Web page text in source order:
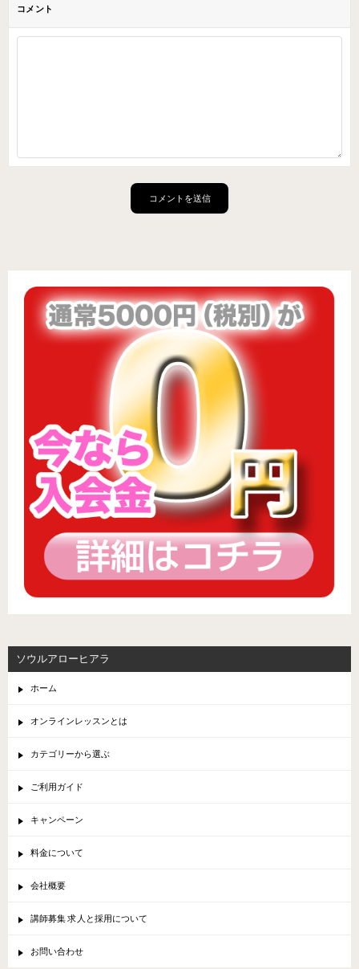
コメント
ソウルアローヒアラ
ホーム
オンラインレッスンとは
カテゴリーから選ぶ
ご利用ガイド
キャンペーン
料金について
会社概要
講師募集 求人と採用について
お問い合わせ